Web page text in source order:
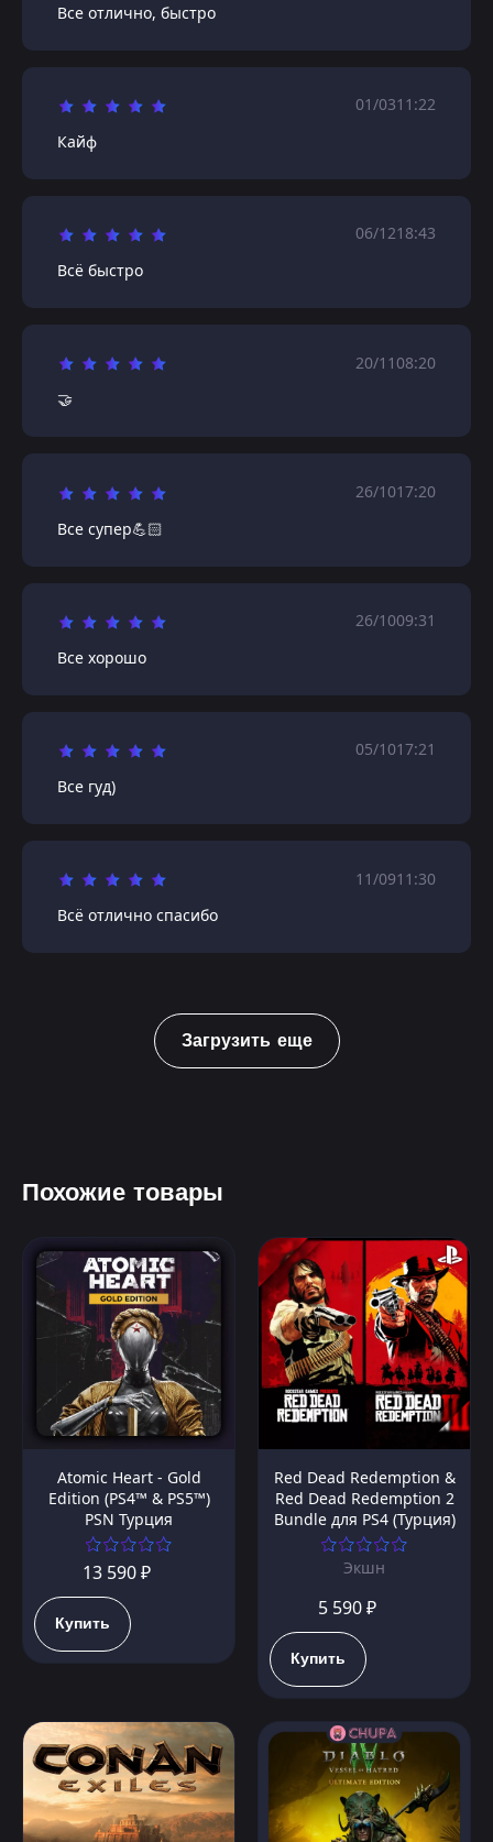
Все отлично, быстро
01/0311:22
Кайф
06/1218:43
Всё быстро
20/1108:20
🤝
26/1017:20
Все супер💪🏻
26/1009:31
Все хорошо
05/1017:21
Все гуд)
11/0911:30
Всё отлично спасибо
Загрузить еще
Похожие товары
Atomic Heart - Gold
Edition (PS4™ & PS5™)
PSN Турция
13 590 ₽
Купить
Red Dead Redemption &
Red Dead Redemption 2
Bundle для PS4 (Турция)
Экшн
5 590 ₽
Купить